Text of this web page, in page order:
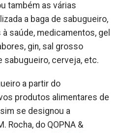
também as várias
a baga de sabugueiro,
saúde, medicamentos, gel
gin, sal grosso
sabugueiro, cerveja, etc.
a partir do
produtos alimentares de
se designou a
Rocha, do QOPNA &